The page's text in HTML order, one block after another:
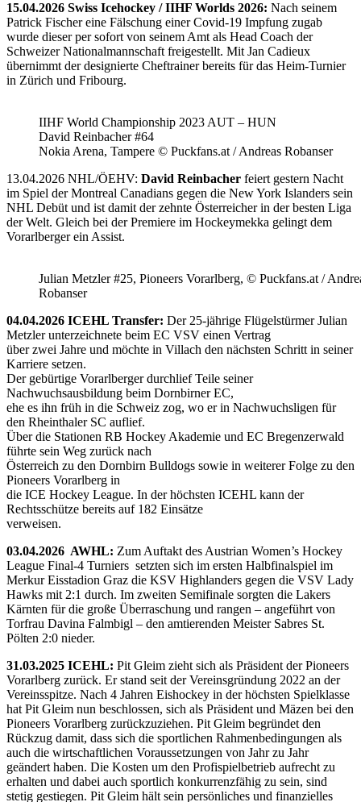
15.04.2026 Swiss Icehockey / IIHF Worlds 2026: Nach seinem
Patrick Fischer eine Fälschung einer Covid-19 Impfung zugab
wurde dieser per sofort von seinem Amt als Head Coach der
Schweizer Nationalmannschaft freigestellt. Mit Jan Cadieux
übernimmt der designierte Cheftrainer bereits für das Heim-Turnier
in Zürich und Fribourg.
IIHF World Championship 2023 AUT – HUN
David Reinbacher #64
Nokia Arena, Tampere © Puckfans.at / Andreas Robanser
13.04.2026 NHL/ÖEHV: David Reinbacher feiert gestern Nacht
im Spiel der Montreal Canadians gegen die New York Islanders sein
NHL Debüt und ist damit der zehnte Österreicher in der besten Liga
der Welt. Gleich bei der Premiere im Hockeymekka gelingt dem
Vorarlberger ein Assist.
Julian Metzler #25, Pioneers Vorarlberg, © Puckfans.at /
Robanser
04.04.2026 ICEHL Transfer: Der 25-jährige Flügelstürmer Julian
Metzler unterzeichnete beim EC VSV einen Vertrag
über zwei Jahre und möchte in Villach den nächsten Schritt in seiner
Karriere setzen.
Der gebürtige Vorarlberger durchlief Teile seiner
Nachwuchsausbildung beim Dornbirner EC,
ehe es ihn früh in die Schweiz zog, wo er in Nachwuchsligen für
den Rheinthaler SC auflief.
Über die Stationen RB Hockey Akademie und EC Bregenzerwald
führte sein Weg zurück nach
Österreich zu den Dornbirn Bulldogs sowie in weiterer Folge zu den
Pioneers Vorarlberg in
die ICE Hockey League. In der höchsten ICEHL kann der
Rechtsschütze bereits auf 182 Einsätze
verweisen.
03.04.2026 AWHL: Zum Auftakt des Austrian Women’s Hockey
League Final-4 Turniers setzten sich im ersten Halbfinalspiel im
Merkur Eisstadion Graz die KSV Highlanders gegen die VSV Lady
Hawks mit 2:1 durch. Im zweiten Semifinale sorgten die Lakers
Kärnten für die große Überraschung und rangen – angeführt von
Torfrau Davina Falmbigl – den amtierenden Meister Sabres St.
Pölten 2:0 nieder.
31.03.2025 ICEHL: Pit Gleim zieht sich als Präsident der Pioneers
Vorarlberg zurück. Er stand seit der Vereinsgründung 2022 an der
Vereinsspitze. Nach 4 Jahren Eishockey in der höchsten Spielklasse
hat Pit Gleim nun beschlossen, sich als Präsident und Mäzen bei den
Pioneers Vorarlberg zurückzuziehen. Pit Gleim begründet den
Rückzug damit, dass sich die sportlichen Rahmenbedingungen als
auch die wirtschaftlichen Voraussetzungen von Jahr zu Jahr
geändert haben. Die Kosten um den Profispielbetrieb aufrecht zu
erhalten und dabei auch sportlich konkurrenzfähig zu sein, sind
stetig gestiegen. Pit Gleim hält sein persönliches und finanzielles